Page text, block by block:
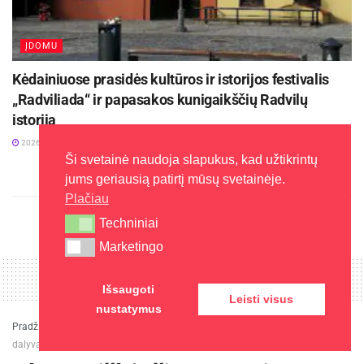
ĮDOMU
Kėdainiuose prasidės kultūros ir istorijos festivalis
„Radviliada“ ir papasakos kunigaikščių Radvilų
istoriją
2026-08-04
Pradžia
dalyvavo Pasaulio jaunimo šachmatų čempionate Italijoje
Ši svetainė naudoja slapukus, kad užtikrintų
jums geriausią patirtį mūsų svetainėje.
Plačiau
Techniniai
Techniniai
Marketingo
Marketingo
Išsaugoti
nustatymus
Leisti visus